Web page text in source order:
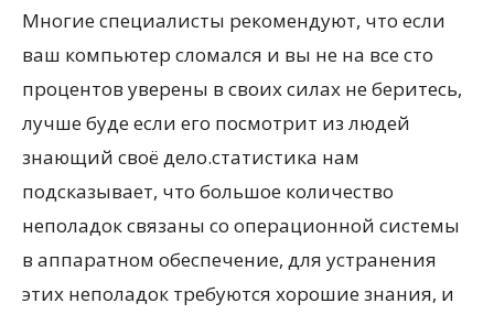
Многие специалисты рекомендуют, что если
ваш компьютер сломался и вы не на все сто
процентов уверены в своих силах не беритесь,
лучше буде если его посмотрит из людей
знающий своё дело.статистика нам
подсказывает, что большое количество
неполадок связаны со операционной системы
в аппаратном обеспечение, для устранения
этих неполадок требуются хорошие знания, и